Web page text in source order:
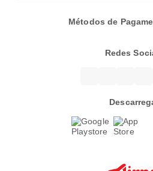
Métodos de
Redes